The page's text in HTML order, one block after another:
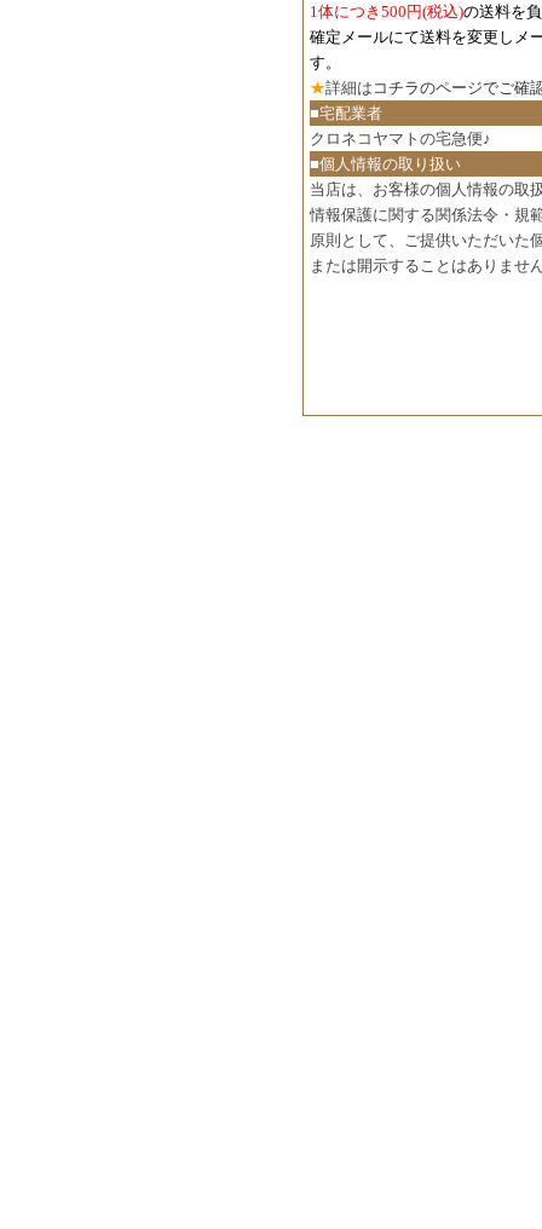
1体につき500円(税込)の送料を
確定メールにて送料を変更しメ
す。
★詳細は コチラのページでご確
■宅配業者
クロネコヤマトの宅急便♪
■個人情報の取り扱い
当店は、お客様の個人情報の取
情報保護に関する関係法令・規
原則として、ご提供いただいた
または開示することはありませ